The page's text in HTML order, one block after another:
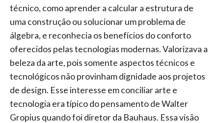
técnico, como aprender a calcular a estrutura de
uma construção ou solucionar um problema de
álgebra, e reconhecia os benefícios do conforto
oferecidos pelas tecnologias modernas. Valorizava a
beleza da arte, pois somente aspectos técnicos e
tecnológicos não provinham dignidade aos projetos
de design. Esse interesse em conciliar arte e
tecnologia era típico do pensamento de Walter
Gropius quando foi diretor da Bauhaus. Essa visão